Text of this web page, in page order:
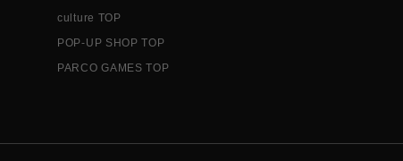
culture TOP
POP-UP SHOP TOP
PARCO GAMES TOP